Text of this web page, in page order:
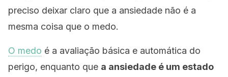
preciso deixar claro que a ansiedade não é a
mesma coisa que o medo.
O medo é a avaliação básica e automática do
perigo, enquanto que a ansiedade é um estado